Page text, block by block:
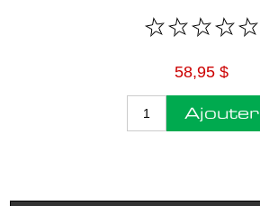
58,95 $
Ajouter